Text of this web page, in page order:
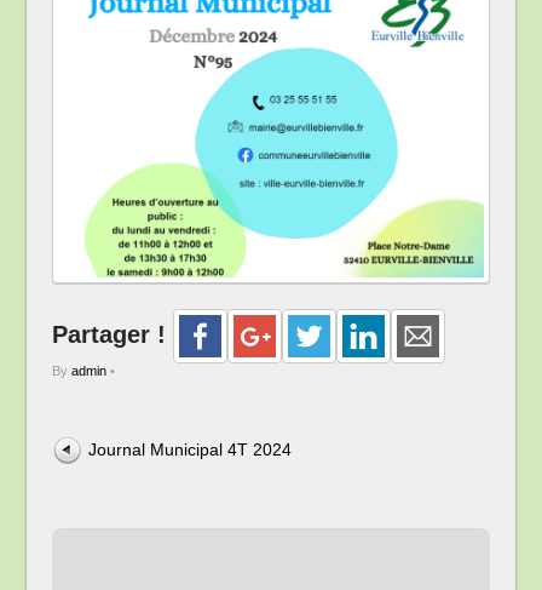
Partager !
By admin•
Journal Municipal 4T 2024